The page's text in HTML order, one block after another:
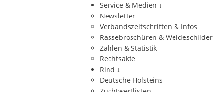
Service & Medien ↓
Newsletter
Verbandszeitschriften & Infos
Rassebroschüren & Weideschilder
Zahlen & Statistik
Rechtsakte
Rind ↓
Deutsche Holsteins